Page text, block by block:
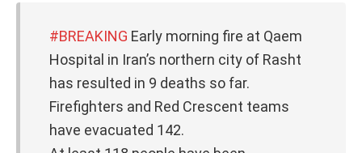
#BREAKING Early morning fire at Qaem
Hospital in Iran’s northern city of Rasht
has resulted in 9 deaths so far.
Firefighters and Red Crescent teams
have evacuated 142.